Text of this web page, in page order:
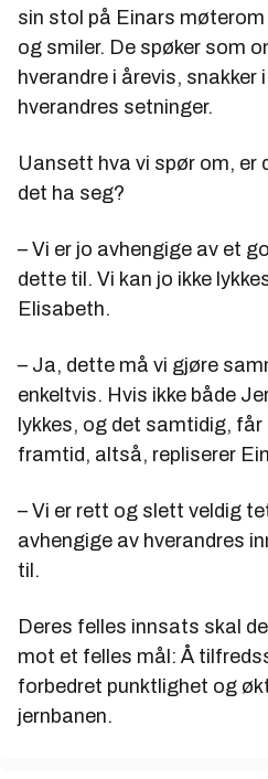
sin stol på Einars
og smiler. De spøker som
hverandre i årevis,
hverandres setninger.
Uansett hva vi spør om, er
det ha seg?
– Vi er jo avhengige av et
dette til. Vi kan jo ikke
Elisabeth.
– Ja, dette må vi gjøre
enkeltvis. Hvis ikke både
lykkes, og det samtidig, får
framtid, altså, repliserer
– Vi er rett og slett veldig
avhengige av hverandres
til.
Deres felles innsats skal
mot et felles mål: Å
forbedret punktlighet og
jernbanen.